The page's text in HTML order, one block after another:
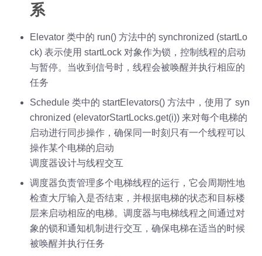
系
Elevator 类中的 run() 方法中的 synchronized (startLo
ck) 表示使用 startLock 对象作为锁，控制线程的启动
与暂停。当收到信号时，线程会被唤醒并执行相应的
任务
Schedule 类中的 startElevators() 方法中，使用了 syn
chronized (elevatorStartLocks.get(i)) 来对每个电梯的
启动进行同步操作，确保同一时刻只有一个线程可以
操作某个电梯的启动
调度器设计与线程交互
调度器负责管理多个电梯线程的运行，它会周期性地
检查大厅输入是否结束，并根据电梯的状态和目标楼
层来启动相应的电梯。调度器与电梯线程之间通过对
象的锁和通知机制进行交互，确保电梯在适当的时候
被唤醒并执行任务